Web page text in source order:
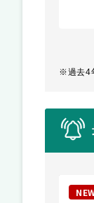
※過去4